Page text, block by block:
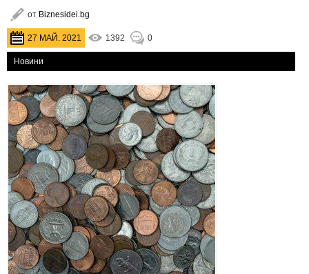
от Biznesidei.bg
1392 0
27 МАЙ. 2021
Новини